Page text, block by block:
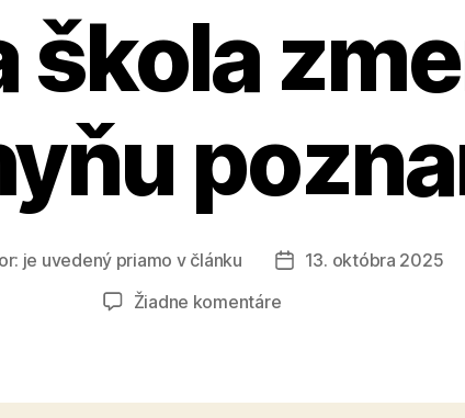
škola
je uvedený priamo v článku
Dátum
13. októbra 2025
Žiadne komentárena
zmení